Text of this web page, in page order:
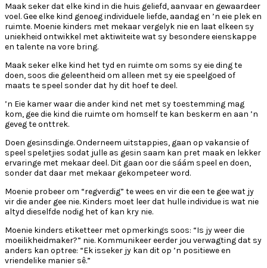
Maak seker dat elke kind in die huis geliefd, aanvaar en gewaardeer
voel. Gee elke kind genoeg individuele liefde, aandag en ’n eie plek en
ruimte. Moenie kinders met mekaar vergelyk nie en laat elkeen sy
uniekheid ontwikkel met aktiwiteite wat sy besondere eienskappe
en talente na vore bring.
Maak seker elke kind het tyd en ruimte om soms sy eie ding te
doen, soos die geleentheid om alleen met sy eie speelgoed of
maats te speel sonder dat hy dit hoef te deel.
’n Eie kamer waar die ander kind net met sy toestemming mag
kom, gee die kind die ruimte om homself te kan beskerm en aan ’n
geveg te onttrek.
Doen gesinsdinge. Onderneem uitstappies, gaan op vakansie of
speel speletjies sodat julle as gesin saam kan pret maak en lekker
ervaringe met mekaar deel. Dit gaan oor die sáám speel en doen,
sonder dat daar met mekaar gekompeteer word.
Moenie probeer om “regverdig” te wees en vir die een te gee wat jy
vir die ander gee nie. Kinders moet leer dat hulle individue is wat nie
altyd dieselfde nodig het of kan kry nie.
Moenie kinders etiketteer met opmerkings soos: “Is jy weer die
moeilikheidmaker?” nie. Kommunikeer eerder jou verwagting dat sy
anders kan optree: “Ek isseker jy kan dit op ’n positiewe en
vriendelike manier sê.”